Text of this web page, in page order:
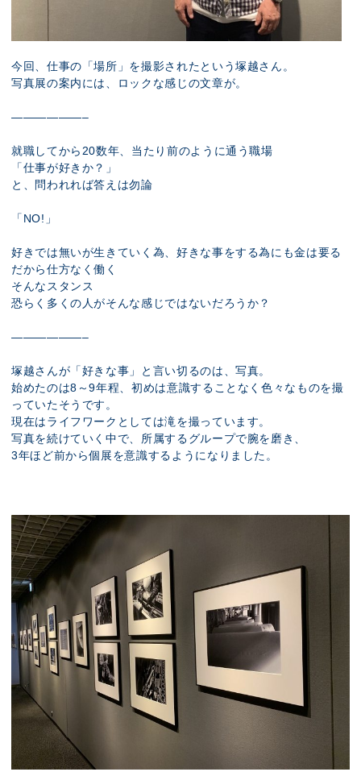
今回、仕事の「場所」を撮影されたという塚越さん。
写真展の案内には、ロックな感じの文章が。
——————–
就職してから20数年、当たり前のように通う職場
「仕事が好きか？」
と、問われれば答えは勿論
「NO!」
好きでは無いが生きていく為、好きな事をする為にも金は要る
だから仕方なく働く
そんなスタンス
恐らく多くの人がそんな感じではないだろうか？
——————–
塚越さんが「好きな事」と言い切るのは、写真。
始めたのは8～9年程、初めは意識することなく色々なものを撮
っていたそうです。
現在はライフワークとしては滝を撮っています。
写真を続けていく中で、所属するグループで腕を磨き、
3年ほど前から個展を意識するようになりました。